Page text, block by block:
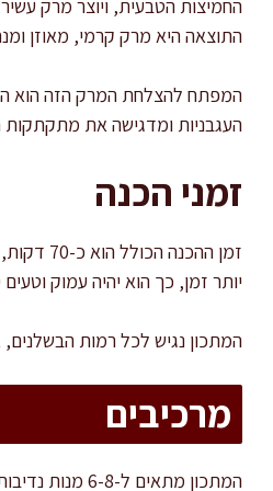
החמיצות הטבעית, ויוצר מרק
התוצאה היא מרק קרמי, מאוזן
המפתח להצלחת המרק הזה הוא
העגבניות ומדגישה את
זמני הכנה
יותר זמן, כך הוא יהיה עמוק וטעים
המתכון נגיש לכל רמות
מרכיבים
המתכון מתאים ל-6-8 מנות נדיבות, מושלם כמנה ראשונה בארוחה חגיגית או כמרק מלא טעם לארוחת ערב חמימה.